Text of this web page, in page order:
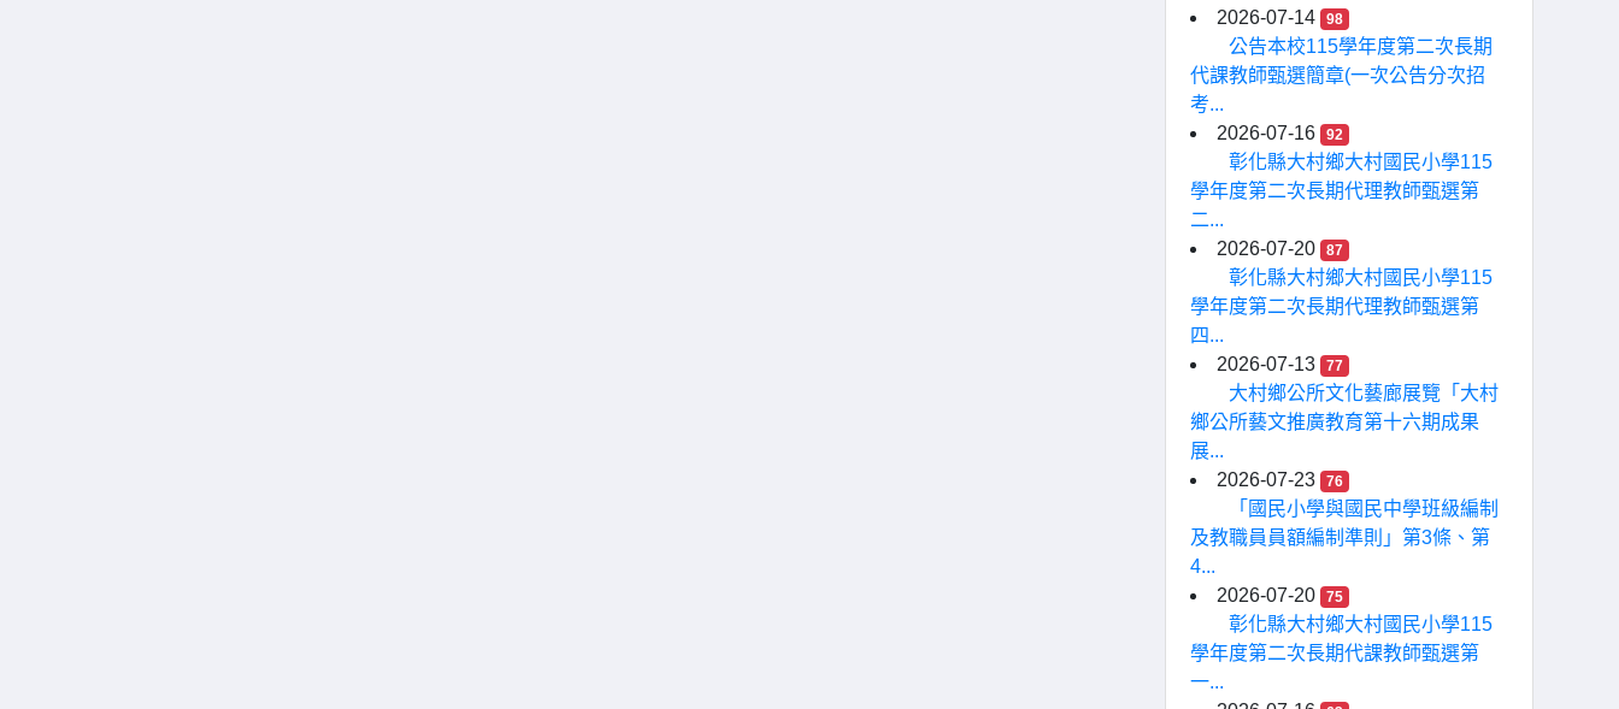
2026-07-14
98
公告本校115學年度第二次長期
代課教師甄選簡章(一次公告分次招
考...
2026-07-16
92
彰化縣大村鄉大村國民小學115
學年度第二次長期代理教師甄選第
二...
2026-07-20
87
彰化縣大村鄉大村國民小學115
學年度第二次長期代理教師甄選第
四...
2026-07-13
77
大村鄉公所文化藝廊展覽「大村
鄉公所藝文推廣教育第十六期成果
展...
2026-07-23
76
「國民小學與國民中學班級編制
及教職員員額編制準則」第3條、第
4...
2026-07-20
75
彰化縣大村鄉大村國民小學115
學年度第二次長期代課教師甄選第
一...